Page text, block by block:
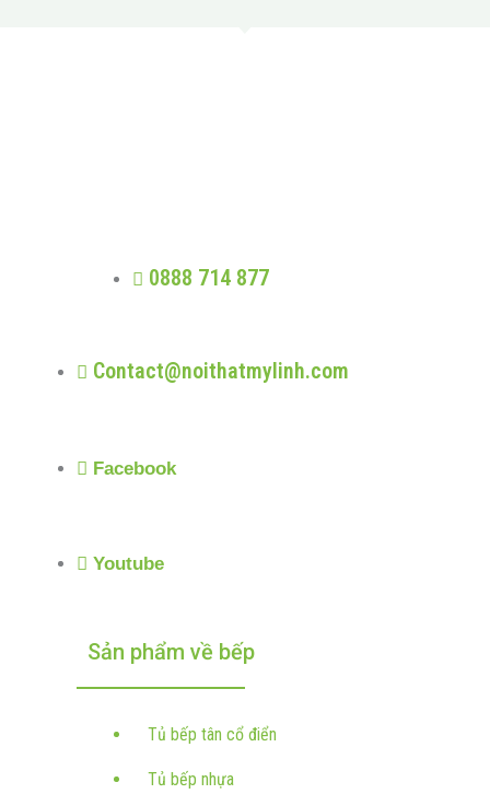
0888 714 877
Contact@noithatmylinh.com
Facebook
Youtube
Sản phẩm về bếp
Tủ bếp tân cổ điển
Tủ bếp nhựa